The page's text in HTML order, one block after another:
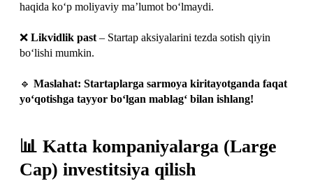
haqida ko‘p moliyaviy ma’lumot bo‘lmaydi.
❌ Likvidlik past – Startap aksiyalarini tezda sotish qiyin
bo‘lishi mumkin.
🔹 Maslahat: Startaplarga sarmoya kiritayotganda faqat
yo‘qotishga tayyor bo‘lgan mablag‘ bilan ishlang!
📊 Katta kompaniyalarga (Large
Cap) investitsiya qilish